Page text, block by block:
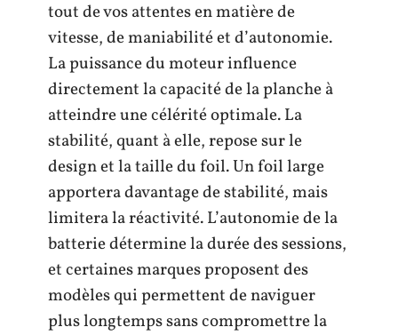
tout de vos attentes en matière de
vitesse, de maniabilité et d’autonomie.
La puissance du moteur influence
directement la capacité de la planche à
atteindre une célérité optimale. La
stabilité, quant à elle, repose sur le
design et la taille du foil. Un foil large
apportera davantage de stabilité, mais
limitera la réactivité. L’autonomie de la
batterie détermine la durée des sessions,
et certaines marques proposent des
modèles qui permettent de naviguer
plus longtemps sans compromettre la